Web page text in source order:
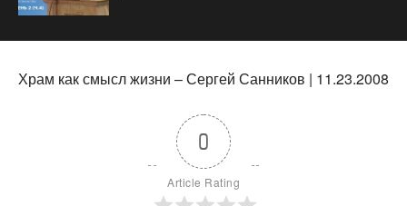
Храм как смысл жизни – Сергей Санников | 11.23.2008
0
Article Rating